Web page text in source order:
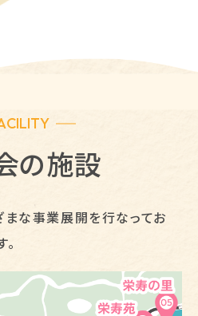
の施設
な事業展開を行なってお